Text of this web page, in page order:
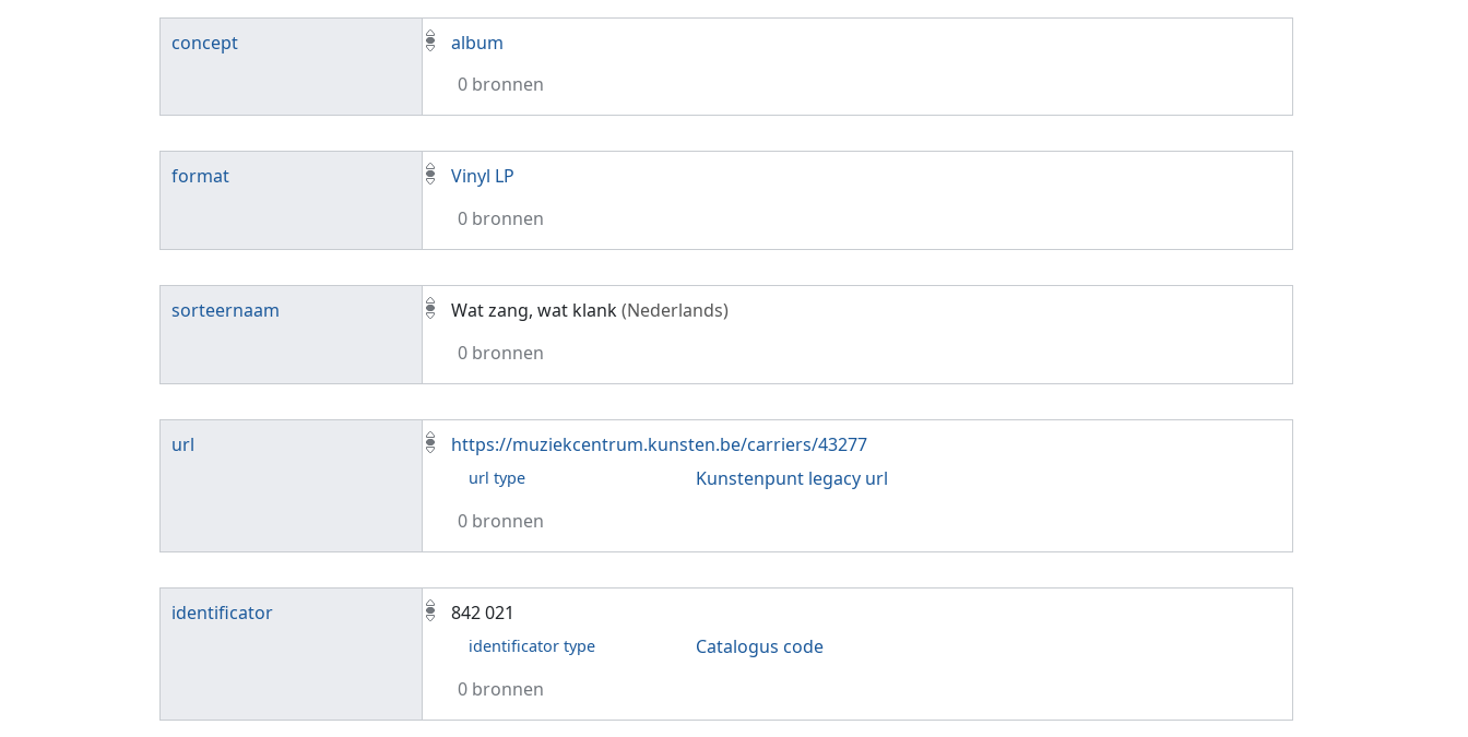
concept
album
0 bronnen
format
Vinyl LP
0 bronnen
sorteernaam Wat zang, wat klank(Nederlands)
0 bronnen
url https://muziekcentrum.kunsten.be/carriers/43277
url type
Kunstenpunt legacy url
0 bronnen
identificator 842 021
identificator type
Catalogus code
0 bronnen